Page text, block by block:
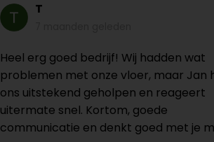
T
Heel erg goed bedrijf! Wij hadden wat
problemen met onze vloer, maar Jan
ons uitstekend geholpen en reageert
uitermate snel. Kortom, goede
communicatie en denkt goed met je